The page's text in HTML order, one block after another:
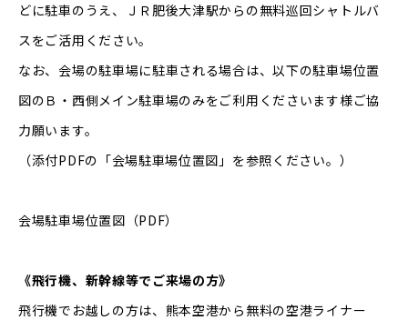
どに駐車のうえ、ＪＲ肥後大津駅からの無料巡回シャトルバ
スをご活用ください。
なお、会場の駐車場に駐車される場合は、以下の駐車場位置
図のＢ・西側メイン駐車場のみをご利用くださいます様ご協
力願います。
（添付PDFの「会場駐車場位置図」を参照ください。）
会場駐車場位置図 （PDF）
《飛行機、新幹線等でご来場の方》
飛行機でお越しの方は、熊本空港から無料の空港ライナー